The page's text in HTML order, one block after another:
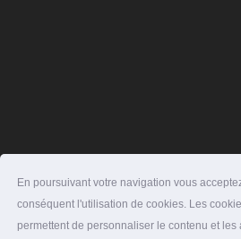
En poursuivant votre navigation vous
conséquent l'utilisation de cookies. Les
permettent de personnaliser le contenu et les